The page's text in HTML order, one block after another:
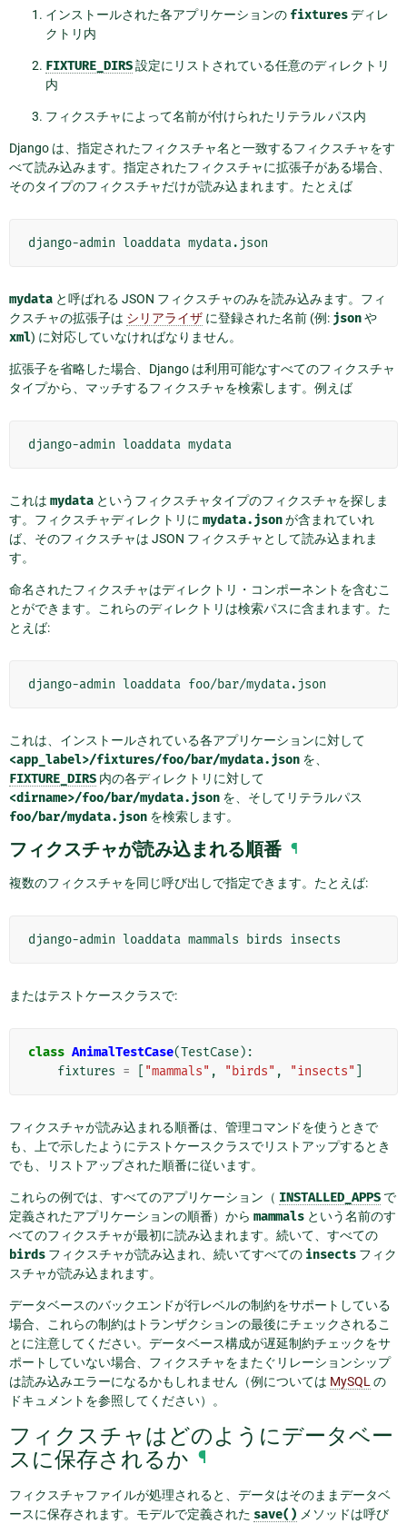
インストールされた各アプリケーションの fixturesディレ
クトリ内
FIXTURE_DIRS設定にリストされている任意のディレクトリ
内
フィクスチャによって名前が付けられたリテラル パス内
Django は、指定されたフィクスチャ名と一致するフィクスチャをす
べて読み込みます。指定されたフィクスチャに拡張子がある場合、
そのタイプのフィクスチャだけが読み込まれます。たとえば
django-admin loaddata
mydata と呼ばれる JSON フィクスチャのみを読み込みます。フィ
クスチャの拡張子は シリアライザ に登録された名前 (例: jsonや
xml) に対応していなければなりません。
拡張子を省略した場合、Django は利用可能なすべてのフィクスチャ
タイプから、マッチするフィクスチャを検索します。例えば
django-admin loaddata
これは mydata というフィクスチャタイプのフィクスチャを探しま
す。フィクスチャディレクトリに mydata.jsonが含まれていれ
ば、そのフィクスチャは JSON フィクスチャとして読み込まれま
す。
命名されたフィクスチャはディレクトリ・コンポーネントを含むこ
とができます。これらのディレクトリは検索パスに含まれます。た
とえば:
django-admin loaddata
これは、インストールされている各アプリケーションに対して
<app_label>/fixtures/foo/bar/mydata.json を、
FIXTURE_DIRS 内の各ディレクトリに対して
<dirname>/foo/bar/mydata.json を、そしてリテラルパス
foo/bar/mydata.json を検索します。
フィクスチャが読み込まれる順番 ¶
複数のフィクスチャを同じ呼び出しで指定できます。たとえば:
django-admin loaddata mammals birds
またはテストケースクラスで:
class AnimalTestCase(TestCase):
fixtures = "mammals" , "birds" , "insects"
フィクスチャが読み込まれる順番は、管理コマンドを使うときで
も、上で示したようにテストケースクラスでリストアップするとき
でも、リストアップされた順番に従います。
これらの例では、すべてのアプリケーション（ INSTALLED_APPS で
定義されたアプリケーションの順番）から mammals という名前のす
べてのフィクスチャが最初に読み込まれます。続いて、すべての
birds フィクスチャが読み込まれ、続いてすべての insects フィク
スチャが読み込まれます。
データベースのバックエンドが行レベルの制約をサポートしている
場合、これらの制約はトランザクションの最後にチェックされるこ
とに注意してください。データベース構成が遅延制約チェックをサ
ポートしていない場合、フィクスチャをまたぐリレーションシップ
は読み込みエラーになるかもしれません（例については MySQLの
ドキュメントを参照してください）。
フィクスチャはどのようにデータベー
スに保存されるか ¶
フィクスチャファイルが処理されると、データはそのままデータベ
ースに保存されます。モデルで定義された save() メソッドは呼び